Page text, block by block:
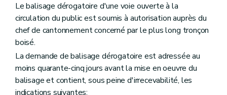
Le balisage dérogatoire d'une voie ouverte à la
circulation du public est soumis à autorisation auprès du
chef de cantonnement concerné par le plus long tronçon
boisé.
La demande de balisage dérogatoire est adressée au
moins quarante-cinq jours avant la mise en oeuvre du
balisage et contient, sous peine d'irrecevabilité, les
indications suivantes: